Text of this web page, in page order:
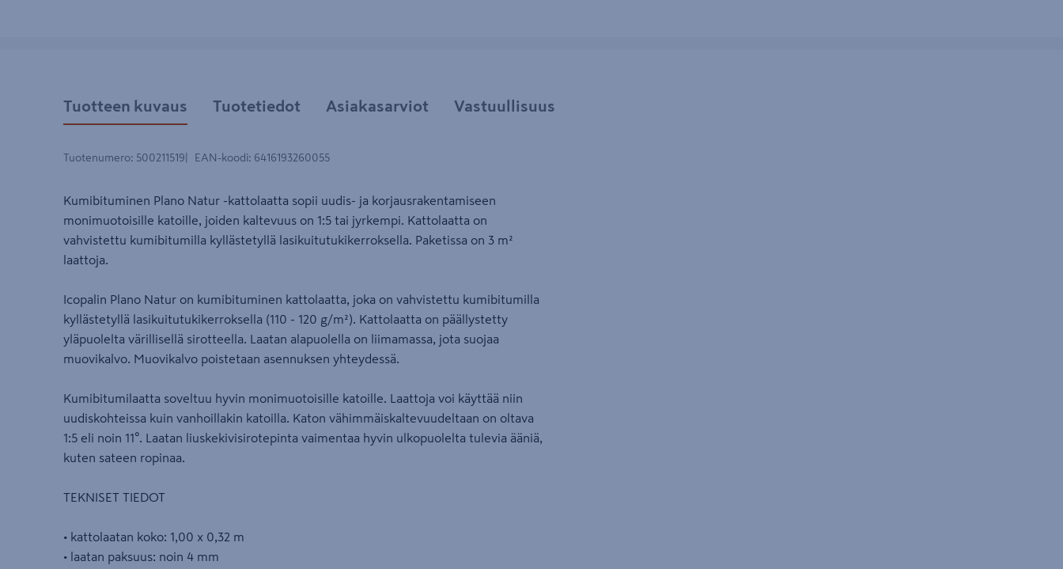
Tuotteen kuvaus Tuotetiedot Asiakasarviot Vastuullisuus
Tuotenumero: 500211519 EAN-koodi: 6416193260055
Kumibituminen Plano Natur -kattolaatta sopii uudis- ja korjausrakentamiseen
monimuotoisille katoille, joiden kaltevuus on 1:5 tai jyrkempi. Kattolaatta on
vahvistettu kumibitumilla kyllästetyllä lasikuitutukikerroksella. Paketissa on 3 m²
laattoja.
Icopalin Plano Natur on kumibituminen kattolaatta, joka on vahvistettu kumibitumilla
kyllästetyllä lasikuitutukikerroksella (110 - 120 g/m²). Kattolaatta on päällystetty
yläpuolelta värillisellä sirotteella. Laatan alapuolella on liimamassa, jota suojaa
muovikalvo. Muovikalvo poistetaan asennuksen yhteydessä.
Kumibitumilaatta soveltuu hyvin monimuotoisille katoille. Laattoja voi käyttää niin
uudiskohteissa kuin vanhoillakin katoilla. Katon vähimmäiskaltevuudeltaan on oltava
1:5 eli noin 11°. Laatan liuskekivisirotepinta vaimentaa hyvin ulkopuolelta tulevia ääniä,
kuten sateen ropinaa.
TEKNISET TIEDOT
• kattolaatan koko: 1,00 x 0,32 m
• laatan paksuus: noin 4 mm